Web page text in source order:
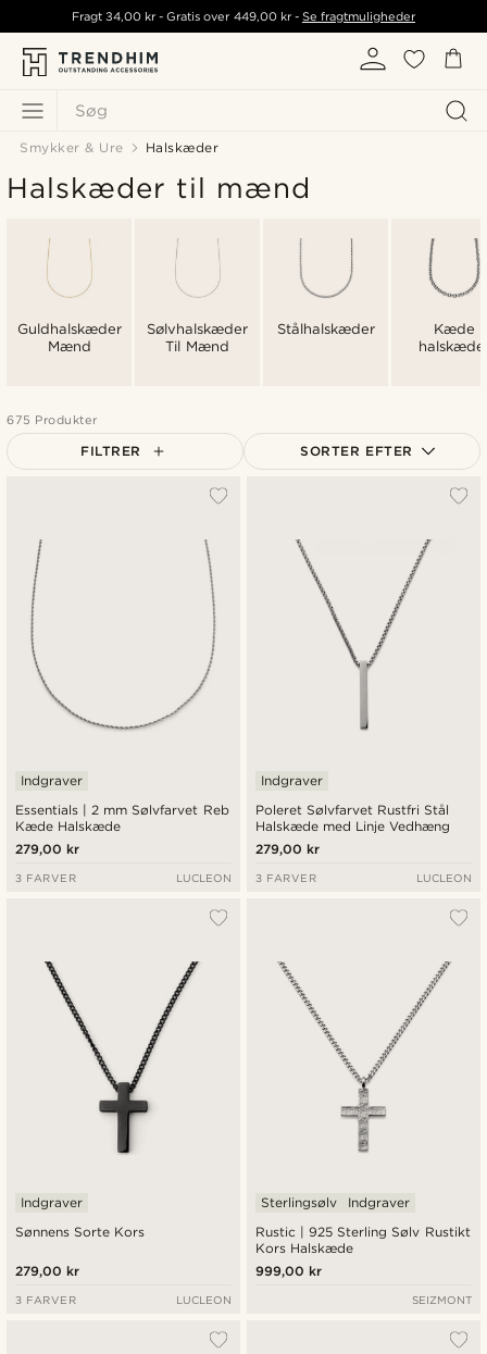
Søg
Fragt34,00 kr - Gratis over 449,00 kr- Se fragtmuligheder
Smykker & Ure Halskæder
Halskæder til mænd
Guldhalskæder
Mænd
Sølvhalskæder
Til Mænd
Stålhalskæder
Kæde
675 Produkter
FILTRER SORTER EFTER
Laveste pris
Højeste pris
Essentials | 2 mm Sølvfarvet Reb
Kæde Halskæde
Indgraver
279,00 kr
3 FARVER LUCLEON
Poleret Sølvfarvet Rustfri Stål
Halskæde med Linje Vedhæng
Indgraver
279,00 kr
3 FARVER LUCLEON
Sønnens Sorte Kors
Indgraver
279,00 kr
3 FARVER LUCLEON
Rustic | 925 Sterling Sølv Rustikt
Kors Halskæde
Sterlingsølv Indgraver
999,00 kr
SEIZMONT